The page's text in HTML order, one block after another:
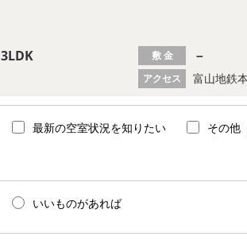
アクセス 富山地鉄
3LDK 敷 金 －
最新の空室状況を知りたい その他
いいものがあれば